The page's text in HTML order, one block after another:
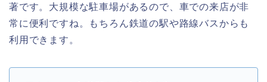
著です。大規模な駐車場があるので、車での来店が非
常に便利ですね。もちろん鉄道の駅や路線バスからも
利用できます。